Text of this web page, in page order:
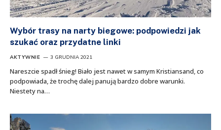
Wybór trasy na narty biegowe: podpowiedzi jak
szukać oraz przydatne linki
AKTYWNIE 3 GRUDNIA 2021
Nareszcie spadł śnieg! Biało jest nawet w samym Kristiansand, co
podpowiada, że trochę dalej panują bardzo dobre warunki.
Niestety na…